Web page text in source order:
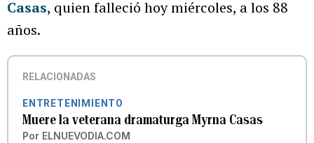
Casas, quien falleció hoy miércoles, a los 88
años.
RELACIONADAS
ENTRETENIMIENTO
Muere la veterana dramaturga Myrna Casas
Por ELNUEVODIA.COM